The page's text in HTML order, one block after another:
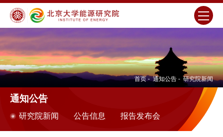
首页 - 通知公告 - 研究院新闻
通知公告
研究院新闻 公告信息 报告发布会